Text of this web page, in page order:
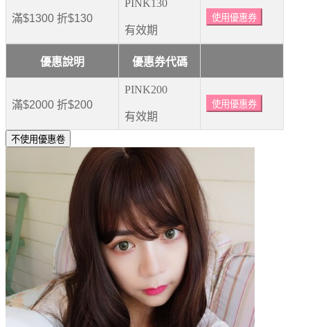
滿$1300 折$130
PINK130
有效期
使用優惠券
優惠說明 優惠券代碼
滿$2000 折$200
PINK200
有效期
使用優惠券
不使用優惠卷